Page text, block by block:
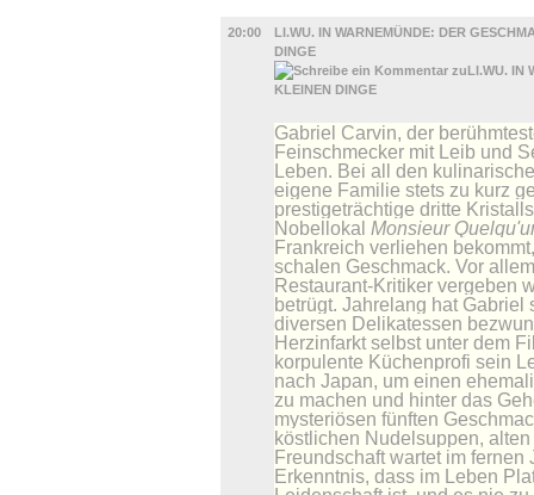
20:00
LI.WU. IN WARNEMÜNDE: DER
DINGE
Gabriel Carvin, der
Feinschmecker mit Leib und
Leben. Bei all den
eigene Familie stets zu kurz
prestigeträchtige dritte
Nobellokal Monsieur
Frankreich verliehen
schalen Geschmack. Vor
Restaurant-Kritiker vergeben
betrügt. Jahrelang hat
diversen Delikatessen
Herzinfarkt selbst unter dem
korpulente Küchenprofi sein
nach Japan, um einen
zu machen und hinter das
mysteriösen fünften
köstlichen Nudelsuppen,
Freundschaft wartet im
Erkenntnis, dass im Leben